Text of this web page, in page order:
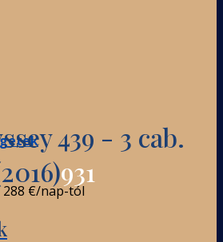
439 - 3 cab.
931
288 €/nap-tól